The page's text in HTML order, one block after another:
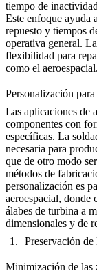
tiempo de
Este enfoque ayuda
repuesto y tiempos
operativa general.
flexibilidad para
como el aeroespacial.
Personalización
Las aplicaciones de
componentes con
específicas. La
necesaria para
que de otro modo
métodos de
personalización es
aeroespacial, donde
álabes de turbina a
dimensionales y de
Preservación de
Minimización de las